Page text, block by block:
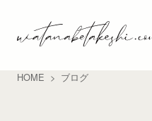
HOME ブログ